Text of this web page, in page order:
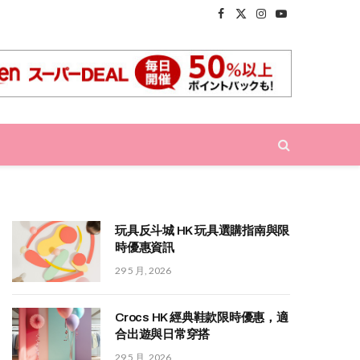
Facebook
X
Instagram
YouTube
玩具反斗城 HK 玩具選購指南與限
時優惠資訊
29 5 月, 2026
Crocs HK 經典鞋款限時優惠，適
合出遊與日常穿搭
29 5 月, 2026